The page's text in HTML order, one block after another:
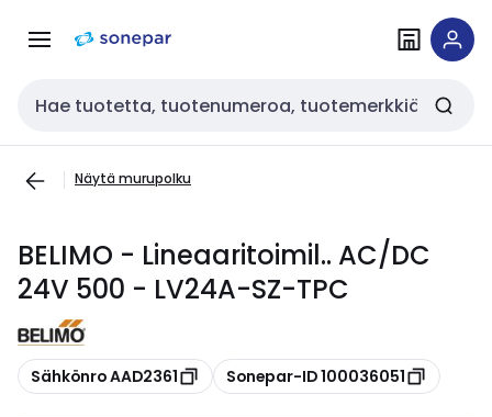
navigointiinsisältöön
Haku
Näytä murupolku
BELIMO - Lineaaritoimil.. AC/DC
24V 500 - LV24A-SZ-TPC
Kopioi
Sähkönro AAD2361 Kopioi
Sonepar-ID 100036051